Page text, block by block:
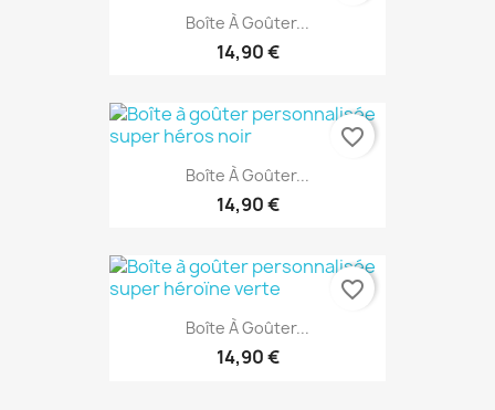
Boîte À Goûter...
14,90 €
Boîte À Goûter...
14,90 €
favorite_border
Boîte À Goûter...
14,90 €
favorite_border